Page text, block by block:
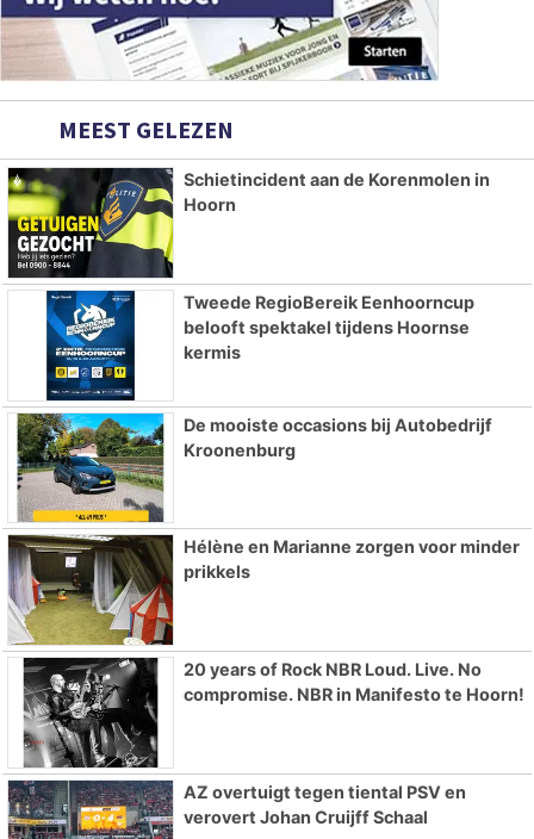
MEEST GELEZEN
Schietincident aan de Korenmolen in
Hoorn
Tweede RegioBereik Eenhoorncup
belooft spektakel tijdens Hoornse
kermis
De mooiste occasions bij Autobedrijf
Kroonenburg
Hélène en Marianne zorgen voor minder
prikkels
20 years of Rock NBR Loud. Live. No
compromise. NBR in Manifesto te Hoorn!
AZ overtuigt tegen tiental PSV en
verovert Johan Cruijff Schaal